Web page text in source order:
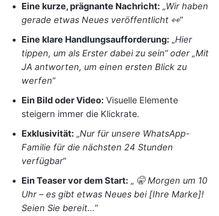
Eine kurze, prägnante Nachricht: „Wir haben
gerade etwas Neues veröffentlicht 👀”
Eine klare Handlungsaufforderung: „Hier
tippen, um als Erster dabei zu sein“ oder „Mit
JA antworten, um einen ersten Blick zu
werfen“
Ein Bild oder Video: Visuelle Elemente
steigern immer die Klickrate.
Exklusivität: „Nur für unsere WhatsApp-
Familie für die nächsten 24 Stunden
verfügbar”
Ein Teaser vor dem Start: „ 🤫 Morgen um 10
Uhr – es gibt etwas Neues bei [Ihre Marke]!
Seien Sie bereit…”